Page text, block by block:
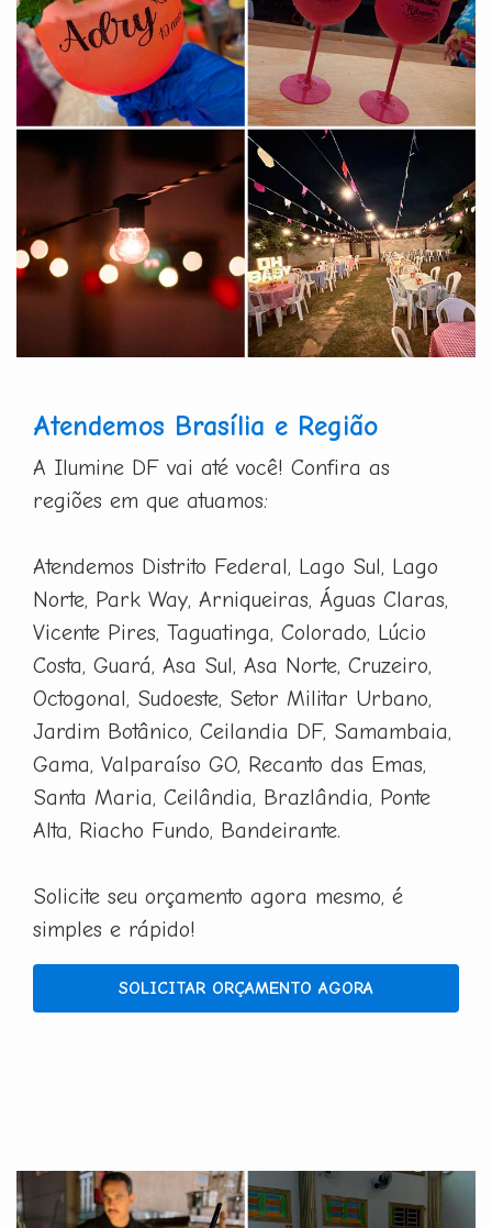
Atendemos Brasília e Região
A Ilumine DF vai até você! Confira as
regiões em que atuamos:
Atendemos Distrito Federal, Lago Sul, Lago
Norte, Park Way, Arniqueiras, Águas Claras,
Vicente Pires, Taguatinga, Colorado, Lúcio
Costa, Guará, Asa Sul, Asa Norte, Cruzeiro,
Octogonal, Sudoeste, Setor Militar Urbano,
Jardim Botânico, Ceilandia DF, Samambaia,
Gama, Valparaíso GO, Recanto das Emas,
Santa Maria, Ceilândia, Brazlândia, Ponte
Alta, Riacho Fundo, Bandeirante.
Solicite seu orçamento agora mesmo, é
simples e rápido!
SOLICITAR ORÇAMENTO AGORA